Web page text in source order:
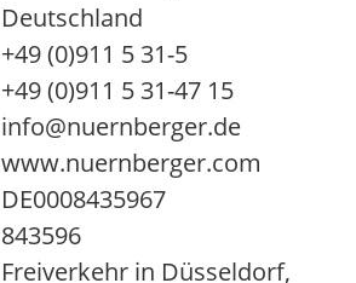
Deutschland
+49 (0)911 5 31-5
+49 (0)911 5 31-47 15
info@nuernberger.de
www.nuernberger.com
DE0008435967
843596
Freiverkehr in Düsseldorf,